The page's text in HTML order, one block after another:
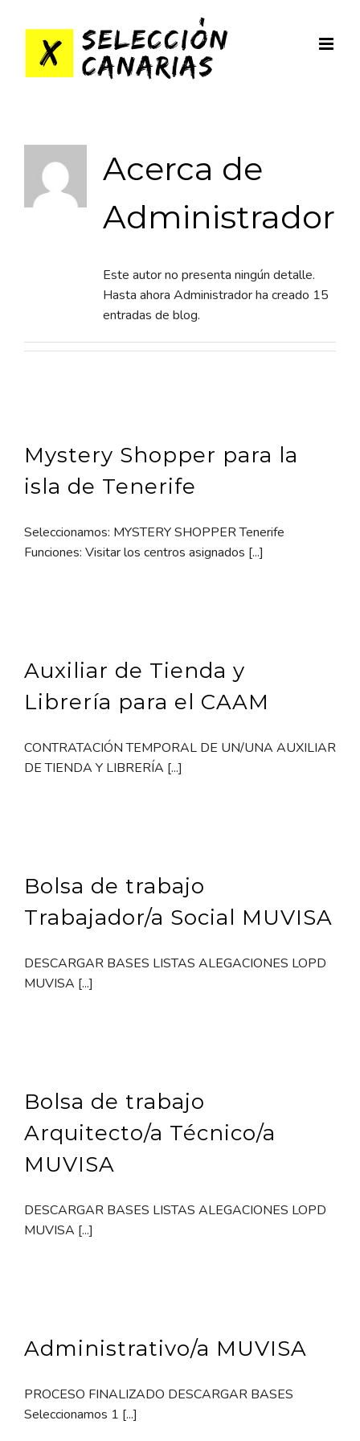
contenido
Acerca de
Administrador
Este autor no presenta ningún detalle.
Hasta ahora Administrador ha creado 15
entradas de blog.
Mystery Shopper para la
isla de Tenerife
Seleccionamos: MYSTERY SHOPPER Tenerife
Funciones: Visitar los centros asignados [...]
Auxiliar de Tienda y
Librería para el CAAM
CONTRATACIÓN TEMPORAL DE UN/UNA AUXILIAR
DE TIENDA Y LIBRERÍA [...]
Bolsa de trabajo
Trabajador/a Social MUVISA
DESCARGAR BASES LISTAS ALEGACIONES LOPD
MUVISA [...]
Bolsa de trabajo
Arquitecto/a Técnico/a
MUVISA
DESCARGAR BASES LISTAS ALEGACIONES LOPD
MUVISA [...]
Administrativo/a MUVISA
PROCESO FINALIZADO DESCARGAR BASES
Seleccionamos 1 [...]